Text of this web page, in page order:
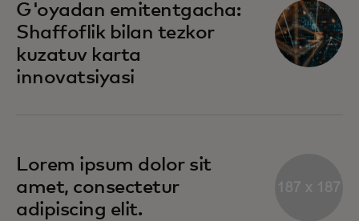
G'oyadan emitentgacha:
Shaffoflik bilan tezkor
kuzatuv karta
innovatsiyasi
Lorem ipsum dolor sit
amet, consectetur
adipiscing elit.